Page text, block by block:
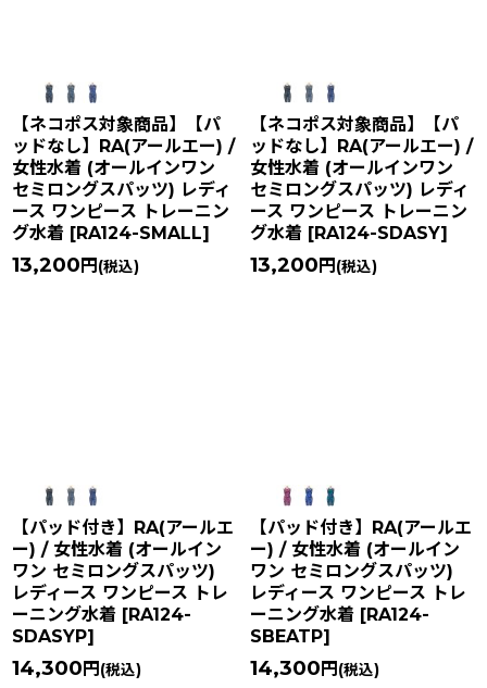
【ネコポス対象商品】【パ
ッドなし】RA(アールエー) /
女性水着 (オールインワン
セミロングスパッツ) レディ
ース ワンピース トレーニン
グ水着 [RA124-SMALL]
13,200 円 (税込)
【ネコポス対象商品】【パ
ッドなし】RA(アールエー) /
女性水着 (オールインワン
セミロングスパッツ) レディ
ース ワンピース トレーニン
グ水着 [RA124-SDASY]
13,200 円 (税込)
【パッド付き】RA(アールエ
ー) / 女性水着 (オールイン
ワン セミロングスパッツ)
レディース ワンピース トレ
ーニング水着 [RA124-
SDASYP]
14,300 円 (税込)
【パッド付き】RA(アールエ
ー) / 女性水着 (オールイン
ワン セミロングスパッツ)
レディース ワンピース トレ
ーニング水着 [RA124-
SBEATP]
14,300 円 (税込)